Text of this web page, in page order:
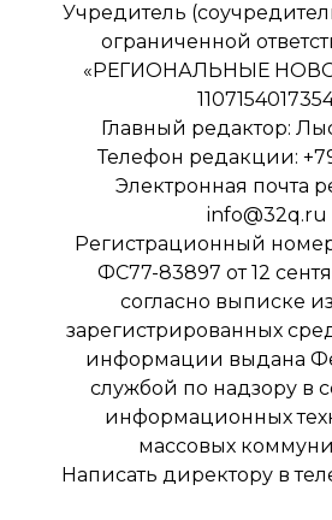
Учредитель
ограниченной
«РЕГИОНАЛЬНЫЕ
Главный редактор:
Телефон редакции:
Электронная почта
info@32q.ru
Регистрационный
ФС77-83897 от 12
согласно выписке
зарегистрированных
информации выдана
службой по надзору в
информационных
массовых
Написать директору в